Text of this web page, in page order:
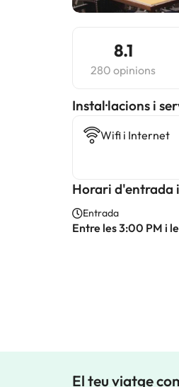
8.1
280 opinions
Instal·lacions i
Wifi i Internet
Horari d'entrada
Entrada
Entre les 3:00 PM i
El teu viatge